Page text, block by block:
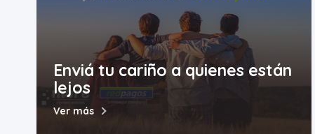
Enviá tu cariño a quienes están
lejos
Ver más